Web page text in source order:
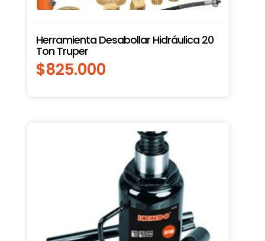
Herramienta Desabollar Hidráulica 20
Ton Truper
$825.000